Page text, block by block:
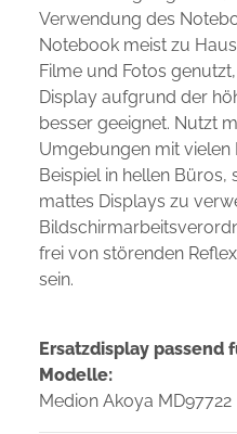
Verwendung des
Notebook meist zu
Filme und Fotos
Display aufgrund der
besser geeignet. Nutzt
Umgebungen mit vielen
Beispiel in hellen Büros,
mattes Displays zu
frei von störenden
sein.
Ersatzdisplay passend
Modelle:
Medion Akoya MD97722